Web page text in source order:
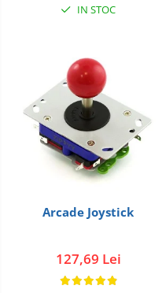
IN STOC
Arcade Joystick
127,69 Lei